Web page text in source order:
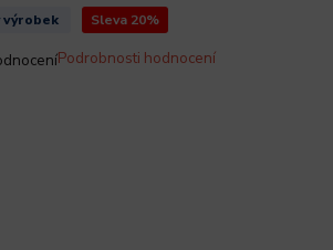
výrobek Sleva 20%
Podrobnosti hodnocení